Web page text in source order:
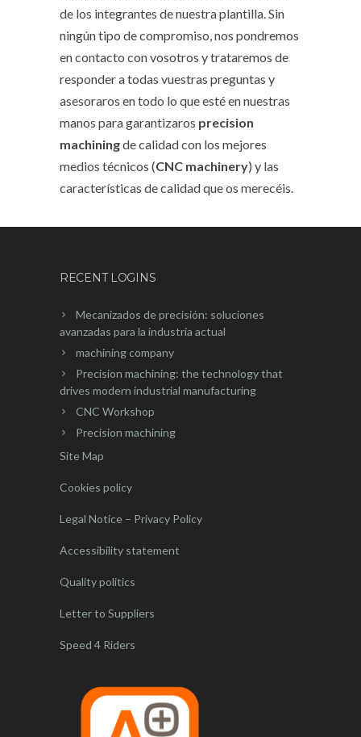
de los integrantes de nuestra plantilla. Sin
ningún tipo de compromiso, nos pondremos
en contacto con vosotros y trataremos de
responder a todas vuestras preguntas y
asesoraros en todo lo que esté en nuestras
manos para garantizaros precision
machiningde calidad con los mejores
medios técnicos (CNC machinery) y las
características de calidad que os merecéis.
RECENT LOGINS
Mecanizados de precisión: soluciones
avanzadas para la industria actual
machining company
Precision machining: the technology that
drives modern industrial manufacturing
CNC Workshop
Precision machining
Site Map
Cookies policy
Legal Notice – Privacy Policy
Accessibility statement
Quality politics
Letter to Suppliers
Speed 4 Riders